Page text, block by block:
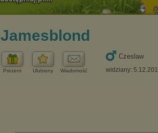
Jamesblond
Prezent Ulubiony Wiadomość
Czeslaw
widziany: